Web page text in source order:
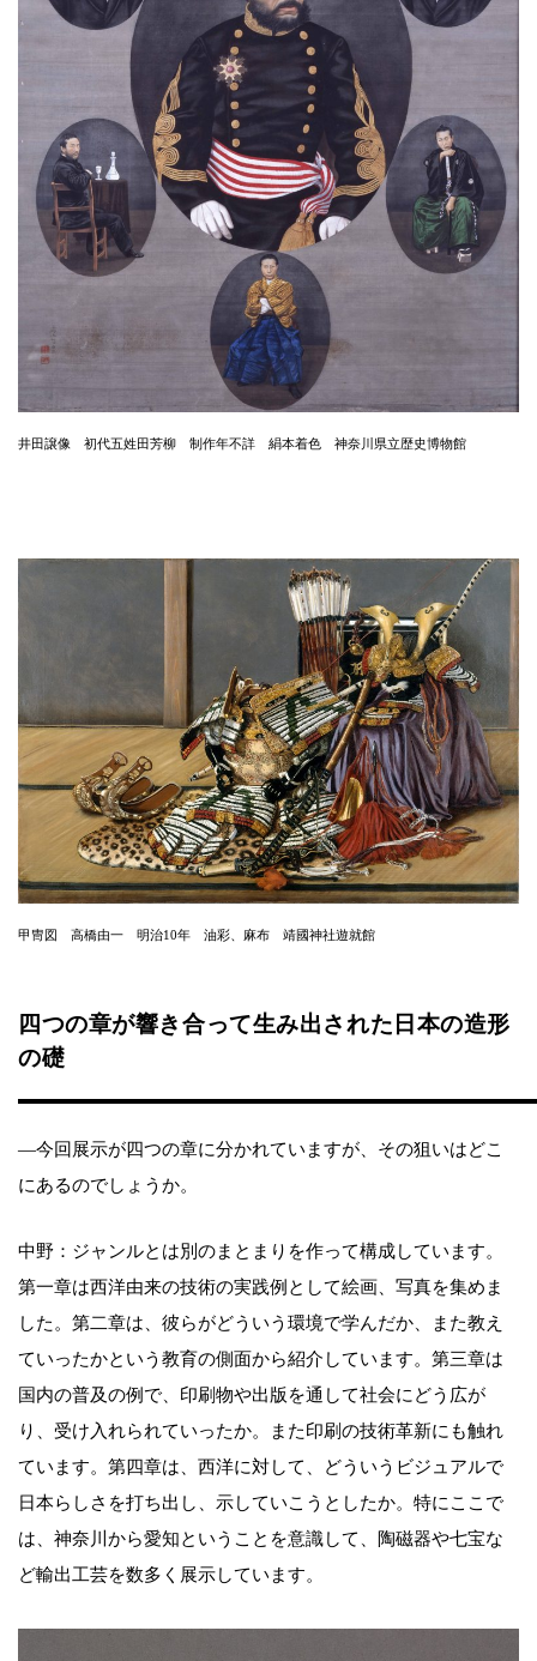
井田譲像 初代五姓田芳柳 制作年不詳 絹本着色 神奈川県立歴史博物館
甲冑図 高橋由一 明治10年 油彩、麻布 靖國神社遊就館
四つの章が響き合って生み出された日本の造形
の礎
―今回展示が四つの章に分かれていますが、その狙いはどこ
にあるのでしょうか。
中野：ジャンルとは別のまとまりを作って構成しています。
第一章は西洋由来の技術の実践例として絵画、写真を集めま
した。第二章は、彼らがどういう環境で学んだか、また教え
ていったかという教育の側面から紹介しています。第三章は
国内の普及の例で、印刷物や出版を通して社会にどう広が
り、受け入れられていったか。また印刷の技術革新にも触れ
ています。第四章は、西洋に対して、どういうビジュアルで
日本らしさを打ち出し、示していこうとしたか。特にここで
は、神奈川から愛知ということを意識して、陶磁器や七宝な
ど輸出工芸を数多く展示しています。